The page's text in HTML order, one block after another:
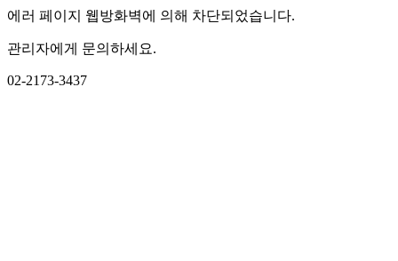
에러 페이지 웹방화벽에 의해 차단되었습니다.
관리자에게 문의하세요.
02-2173-3437